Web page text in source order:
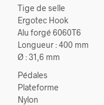
Tige de selle
Ergotec Hook
Alu forgé 6060T6
Longueur : 400 mm
Ø : 31,6 mm
Pédales
Plateforme
Nylon